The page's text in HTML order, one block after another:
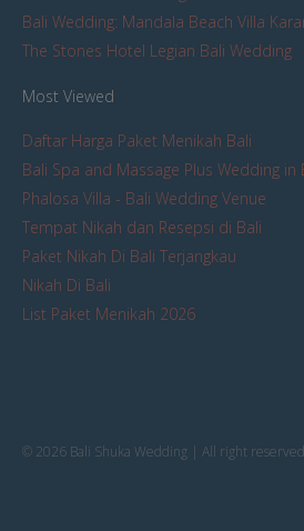
Bali Wedding: Mandala Beach Villa
The Stones Hotel Legian Bali Wedding
Most Viewed
Daftar Harga Paket Menikah Bali
Bali Spa and Massage Plus Wedding in
Phalosa Villa - Bali Wedding Venue
Tempat Nikah dan Resepsi di Bali
Paket Nikah Di Bali Terjangkau
Nikah Di Bali
List Paket Menikah 2026
© 2026 Bali Shuka Wedding | All right